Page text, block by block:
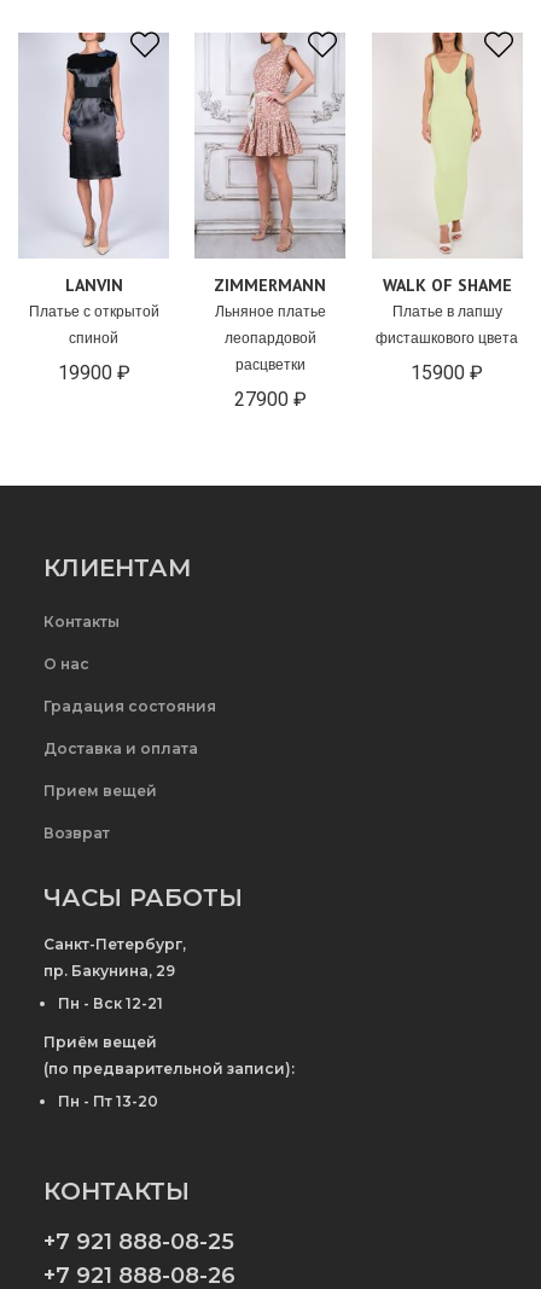
LANVIN
Платье с открытой
спиной
19900 ₽
ZIMMERMANN
Льняное платье
леопардовой
расцветки
27900 ₽
WALK OF SHAME
Платье в лапшу
фисташкового цвета
15900 ₽
КЛИЕНТАМ
Контакты
О нас
Градация состояния
Доставка и оплата
Прием вещей
Возврат
ЧАСЫ РАБОТЫ
Санкт-Петербург,
пр. Бакунина, 29
Пн - Вск 12-21
Приём вещей
(по предварительной записи):
Пн - Пт 13-20
КОНТАКТЫ
+7 921 888-08-25
+7 921 888-08-26